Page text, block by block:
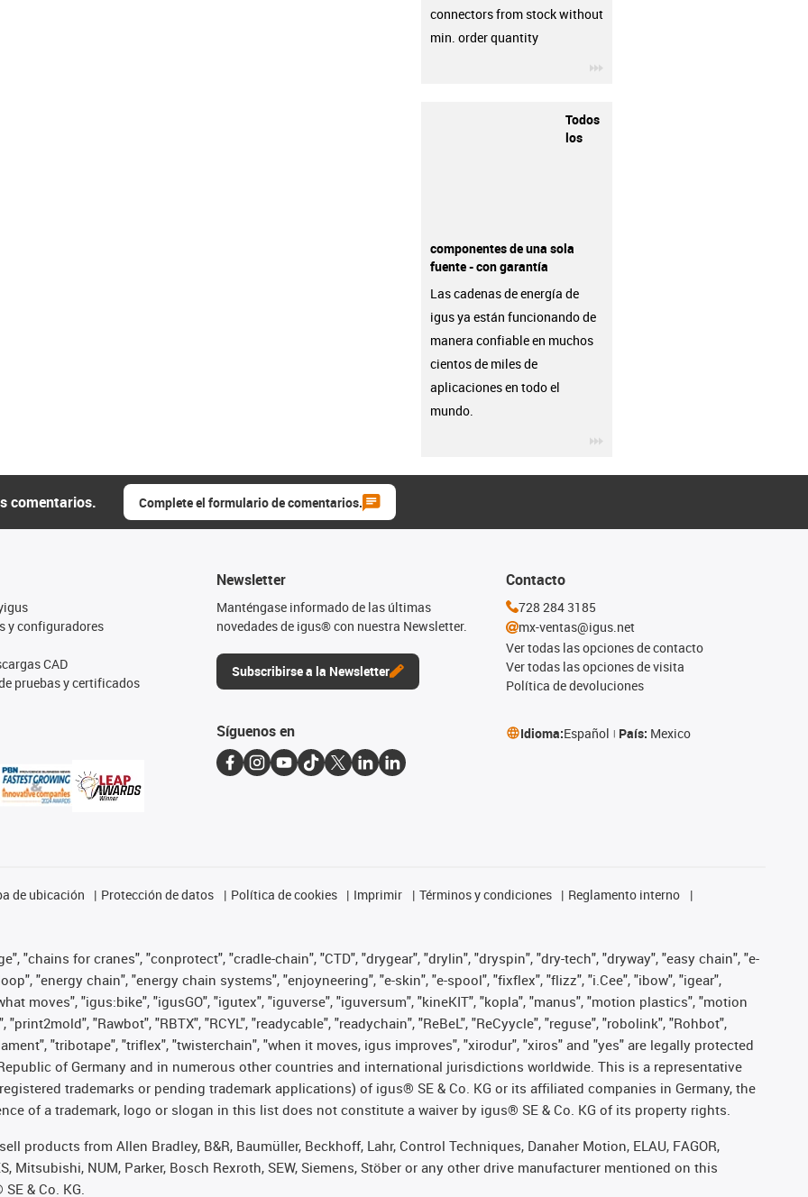
connectors from stock without
min. order quantity
Todos
los
componentes de una sola
fuente - con garantía
Las cadenas de energía de
igus ya están funcionando de
manera confiable en muchos
cientos de miles de
aplicaciones en todo el
mundo.
comentarios. Complete el formulario de comentarios.
y configuradores
CAD
pruebas y certificados
Newsletter
Manténgase informado de las últimas
novedades de igus® con nuestra Newsletter.
Subscribirse a la Newsletter
Contacto
728 284 3185
mx-ventas@igus.net
Ver todas las opciones de contacto
Ver todas las opciones de visita
Política de devoluciones
Síguenos en Idioma:Español País: Mexico
de ubicación Protección de datos Política de cookies Imprimir Términos y condiciones
Reglamento interno
"chains for cranes", "conprotect", "cradle-chain", "CTD", "drygear", "drylin", "dryspin", "dry-tech", "dryway", "easy chain", "e-
"energy chain", "energy chain systems", "enjoyneering", "e-skin", "e-spool", "fixflex", "flizz", "i.Cee", "ibow", "igear",
moves", "igus:bike", "igusGO", "igutex", "iguverse", "iguversum", "kineKIT", "kopla", "manus", "motion plastics", "motion
"Rawbot", "RBTX", "RCYL", "readycable", "readychain", "ReBeL", "ReCyycle", "reguse", "robolink", "Rohbot",
"tribotape", "triflex", "twisterchain", "when it moves, igus improves", "xirodur", "xiros" and "yes" are legally protected
of Germany and in numerous other countries and international jurisdictions worldwide. This is a representative
trademarks or pending trademark applications) of igus® SE & Co. KG or its affiliated companies in Germany, the
of a trademark, logo or slogan in this list does not constitute a waiver by igus® SE & Co. KG of its property rights.
products from Allen Bradley, B&R, Baumüller, Beckhoff, Lahr, Control Techniques, Danaher Motion, ELAU, FAGOR,
Mitsubishi, NUM, Parker, Bosch Rexroth, SEW, Siemens, Stöber or any other drive manufacturer mentioned on this
& Co. KG.